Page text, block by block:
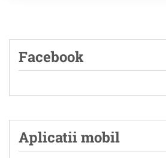
Facebook
Aplicatii mobil